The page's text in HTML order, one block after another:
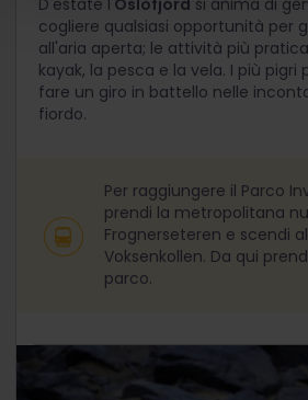
D'estate l'Oslofjord si anima di
cogliere qualsiasi opportunità per
all'aria aperta; le attività più
kayak, la pesca e la vela. I più pigri
fare un giro in battello nelle
fiordo.
Per raggiungere il Parco
prendi la metropolitana
Frognerseteren e scendi
Voksenkollen. Da qui
parco.